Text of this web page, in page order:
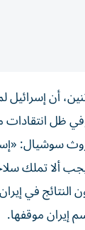
أن ​إسرائيل
ظل
ألا تملك
في
إيران موقفها.